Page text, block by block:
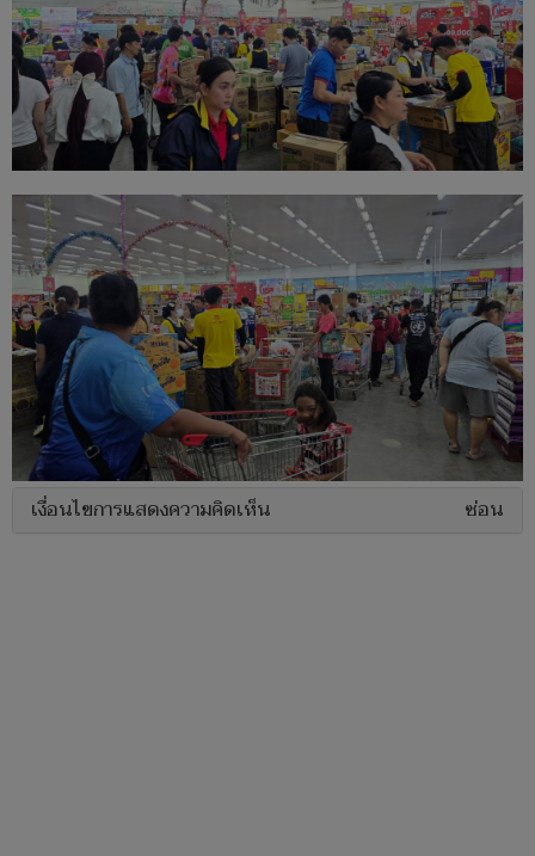
เงื่อนไขการแสดงความคิดเห็น ซ่อน